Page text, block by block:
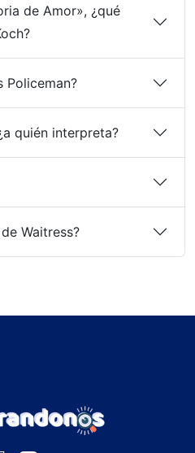
de Amor», ¿qué
Policeman?
quién interpreta?
Waitress?